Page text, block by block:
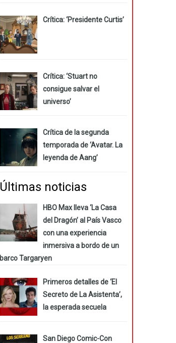
Crítica: ‘Presidente Curtis’
Crítica: ‘Stuart no
consigue salvar el
universo’
Crítica de la segunda
temporada de ‘Avatar. La
leyenda de Aang’
Últimas noticias
HBO Max lleva ‘La Casa
del Dragón’ al País Vasco
con una experiencia
inmersiva a bordo de un
barco Targaryen
Primeros detalles de ‘El
Secreto de La Asistenta’,
la esperada secuela
San Diego Comic-Con